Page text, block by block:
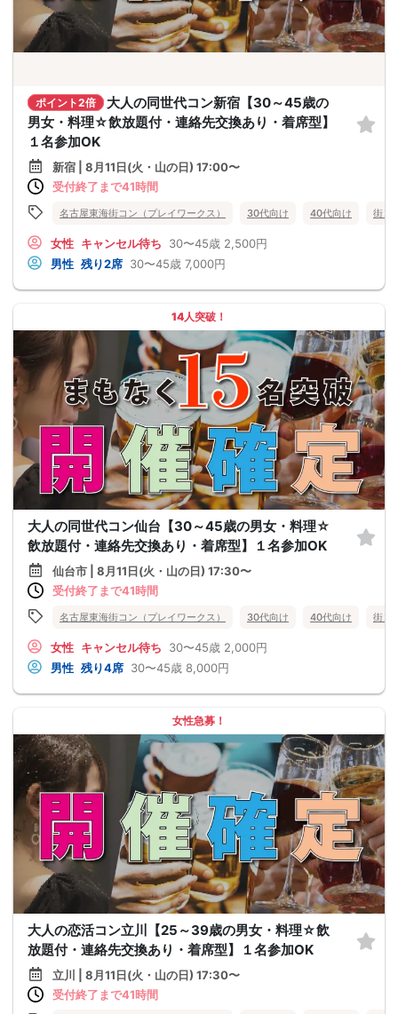
ポイント2倍
大人の同世代コン新宿【30～45歳の
男女・料理☆飲放題付・連絡先交換あり・着席型】
１名参加OK
新宿 | 8月11日(火・山の日) 17:00〜
受付終了まで41時間
名古屋東海街コン（プレイワークス） 30代向け 40代向け 街コ
女性 キャンセル待ち 30〜45歳 2,500円
男性 残り2席 30〜45歳 7,000円
14人突破！
大人の同世代コン仙台【30～45歳の男女・料理☆
飲放題付・連絡先交換あり・着席型】１名参加OK
仙台市 | 8月11日(火・山の日) 17:30〜
受付終了まで41時間
名古屋東海街コン（プレイワークス） 30代向け 40代向け 街コ
女性 キャンセル待ち 30〜45歳 2,000円
男性 残り4席 30〜45歳 8,000円
女性急募！
大人の恋活コン立川【25～39歳の男女・料理☆飲
放題付・連絡先交換あり・着席型】１名参加OK
立川 | 8月11日(火・山の日) 17:30〜
受付終了まで41時間